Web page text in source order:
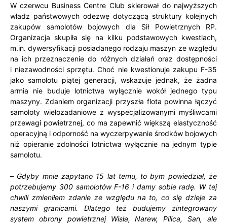
W czerwcu Business Centre Club skierował do najwyższych
władz państwowych odezwę dotyczącą struktury kolejnych
zakupów samolotów bojowych dla Sił Powietrznych RP.
Organizacja skupiła się na kilku podstawowych kwestiach,
m.in. dywersyfikacji posiadanego rodzaju maszyn ze względu
na ich przeznaczenie do różnych działań oraz dostępności
i niezawodności sprzętu. Choć nie kwestionuje zakupu F-35
jako samolotu piątej generacji, wskazuje jednak, że żadna
armia nie buduje lotnictwa wyłącznie wokół jednego typu
maszyny. Zdaniem organizacji przyszła flota powinna łączyć
samoloty wielozadaniowe z wyspecjalizowanymi myśliwcami
przewagi powietrznej, co ma zapewnić większą elastyczność
operacyjną i odporność na wyczerpywanie środków bojowych
niż opieranie zdolności lotnictwa wyłącznie na jednym typie
samolotu.
– Gdyby mnie zapytano 15 lat temu, to bym powiedział, że
potrzebujemy 300 samolotów F-16 i damy sobie radę. W tej
chwili zmieniłem zdanie ze względu na to, co się dzieje za
naszymi granicami. Dlatego też budujemy zintegrowany
system obrony powietrznej Wisła, Narew, Pilica, San, ale